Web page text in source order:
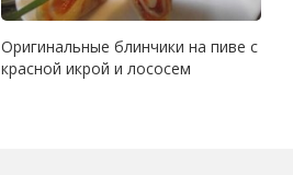
Оригинальные блинчики на пиве с
красной икрой и лососем